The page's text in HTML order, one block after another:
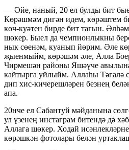
— Әйе, наный, 20 ел булды бит
Көрәшмәм дигән идем, көрәштем
көч-куәтен бирде бит тагын.
шөкер. Быел да чемпионлыкны
нык сөенәм, куанып йөрим. Әле
җыенмыйм, көрәшәм әле, Алла
Чирмешән районы Яшәүче
кайтырга уйлыйм. Аллаһы Тәгалә
дип хис-кичерешләрен безнең
апа.
20нче ел Сабантуй мәйданына
ул үзенең инстаграм битендә дә
Аллага шөкер. Ходай
көрәшкән фотолары белән